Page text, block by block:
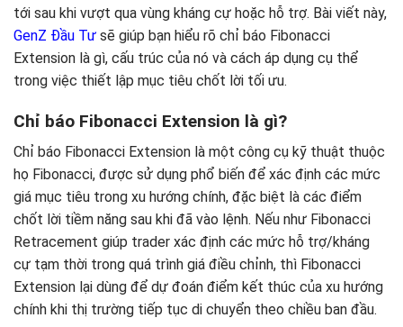
tới sau khi vượt qua vùng kháng cự hoặc hỗ trợ. Bài viết này,
GenZ Đầu Tư sẽ giúp bạn hiểu rõ chỉ báo Fibonacci
Extension là gì, cấu trúc của nó và cách áp dụng cụ thể
trong việc thiết lập mục tiêu chốt lời tối ưu.
Chỉ báo Fibonacci Extension là gì?
Chỉ báo Fibonacci Extension là một công cụ kỹ thuật thuộc
họ Fibonacci, được sử dụng phổ biến để xác định các mức
giá mục tiêu trong xu hướng chính, đặc biệt là các điểm
chốt lời tiềm năng sau khi đã vào lệnh. Nếu như Fibonacci
Retracement giúp trader xác định các mức hỗ trợ/kháng
cự tạm thời trong quá trình giá điều chỉnh, thì Fibonacci
Extension lại dùng để dự đoán điểm kết thúc của xu hướng
chính khi thị trường tiếp tục di chuyển theo chiều ban đầu.